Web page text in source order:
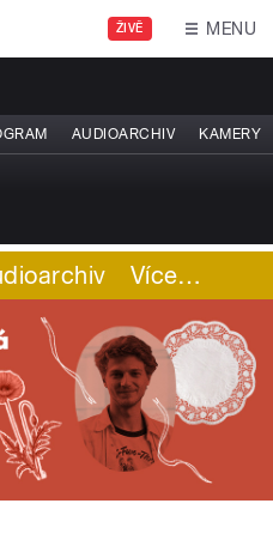
ŽIVĚ MENU
AUDIOARCHIV KAMERY
Více…